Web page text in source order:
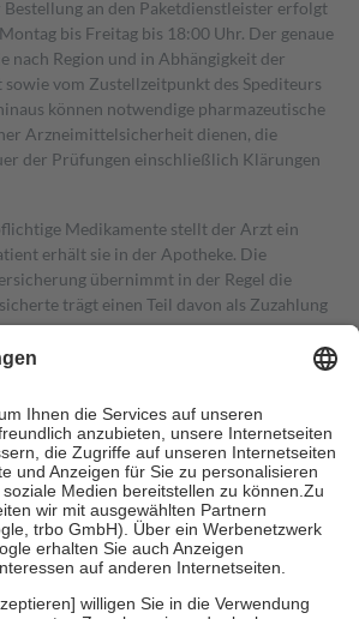
Bestellung an den Paketdienstleister erfolgt
bis Freitag bis 18:00 Uhr. Der genaue
nach Region und in Abhängigkeit der
vom Zustellzeitpunkt des Spediteurs
können notwendige pharmazeutische
Arzneimittelsicherheit dienen, die
der Prüfungen einschließlich Klärungen
Medikamente stellt der Arzt ein
erhält sie in der Apotheke. Die
übernimmt in der Regel die
trägt einen Teil davon als Zuzahlung
Zuzahlungen in Höhe von zehn
Es sind jedoch nie mehr als die tatsächlichen
entrichten.
auch für Online-Apotheken.
Krankenpflege beträgt die
der Kosten sowie zehn Euro je
Versicherten für ihre eigene Gesundheit zu
Stellung der Familie zu unterstützen,
an bei: